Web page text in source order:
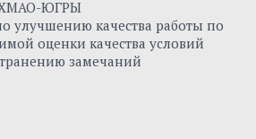
ХМАО-ЮГРЫ
улучшению качества работы по
оценки качества условий
замечаний